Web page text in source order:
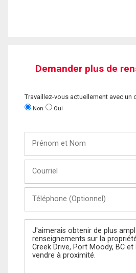
Demander plus de
Travaillez-vous actuellement avec un
Non Oui
Nom
(Optionnel)
Message